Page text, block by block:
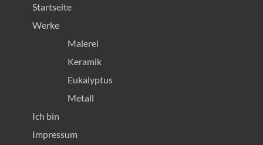
Startseite
Werke
Malerei
Keramik
Eukalyptus
Metall
Ich bin
Impressum